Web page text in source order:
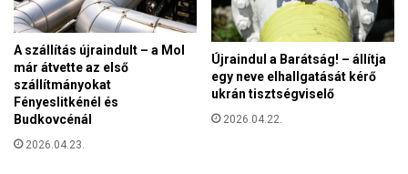
A szállítás újraindult – a Mol
már átvette az első
szállítmányokat
Fényeslitkénél és
Budkovcénál
2026.04.23.
Újraindul a Barátság! – állítja
egy neve elhallgatását kérő
ukrán tisztségviselő
2026.04.22.